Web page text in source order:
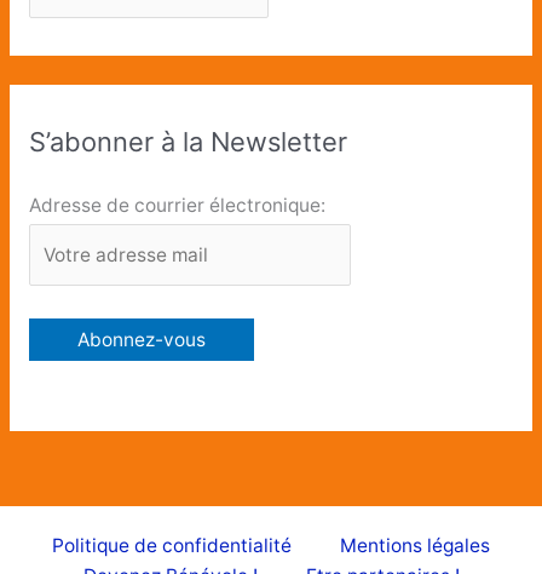
S’abonner à la Newsletter
Adresse de courrier électronique:
Politique de confidentialité
Mentions légales